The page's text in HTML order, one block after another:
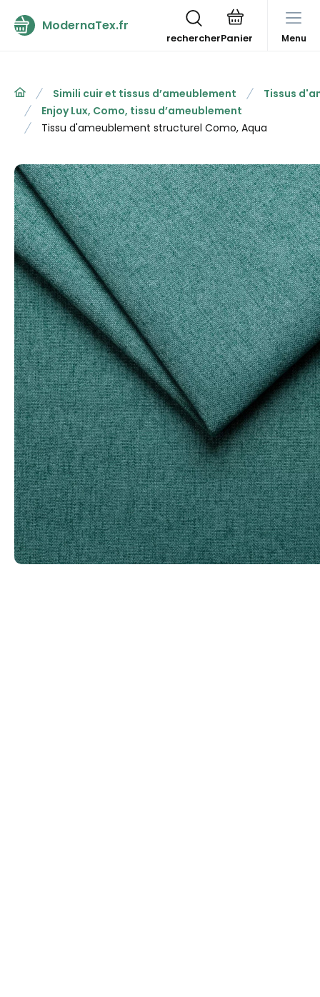
ModernaTex.fr
rechercher Menu
Simili cuir et tissus d’ameublement
Tissus
Enjoy Lux, Como, tissu d’ameublement
Tissu d'ameublement structurel Como, Aqua